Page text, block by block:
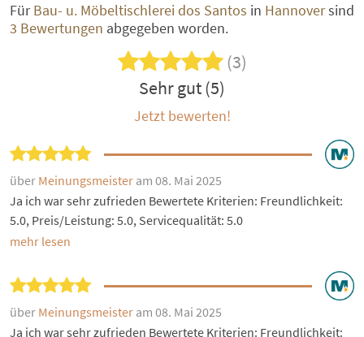
FürBau- u. Möbeltischlerei dos Santos in Hannoversind
3 Bewertungen abgegeben worden.
(3)
Sehr gut (5)
Jetzt bewerten!
über Meinungsmeister am 08. Mai 2025
Ja ich war sehr zufrieden Bewertete Kriterien: Freundlichkeit:
5.0, Preis/Leistung: 5.0, Servicequalität: 5.0
mehr lesen
über Meinungsmeister am 08. Mai 2025
Ja ich war sehr zufrieden Bewertete Kriterien: Freundlichkeit: